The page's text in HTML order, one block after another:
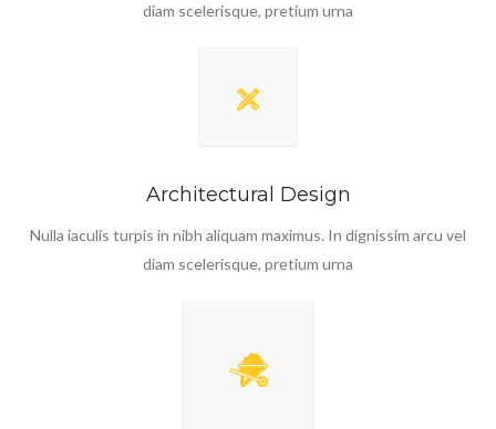
diam scelerisque, pretium urna
Architectural Design
Nulla iaculis turpis in nibh aliquam maximus. In dignissim arcu vel
diam scelerisque, pretium urna